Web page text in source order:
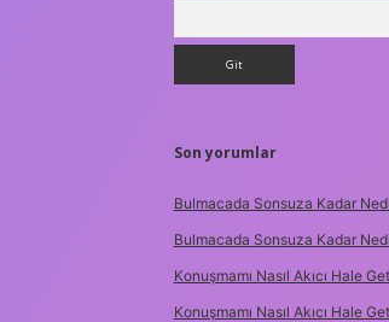
Son yorumlar
Bulmacada Sonsuza Kadar
Bulmacada Sonsuza Kadar
Konuşmamı Nasıl Akıcı Hale
Konuşmamı Nasıl Akıcı Hale